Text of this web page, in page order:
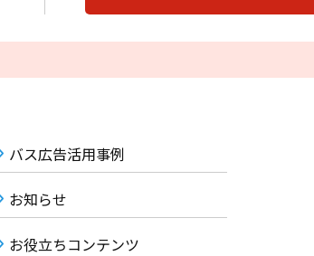
バス広告活用事例
お知らせ
お役立ちコンテンツ